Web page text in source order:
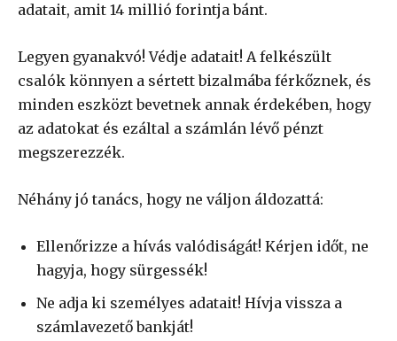
adatait, amit 14 millió forintja bánt.
Legyen gyanakvó! Védje adatait! A felkészült
csalók könnyen a sértett bizalmába férkőznek, és
minden eszközt bevetnek annak érdekében, hogy
az adatokat és ezáltal a számlán lévő pénzt
megszerezzék.
Néhány jó tanács, hogy ne váljon áldozattá:
Ellenőrizze a hívás valódiságát! Kérjen időt, ne
hagyja, hogy sürgessék!
Ne adja ki személyes adatait! Hívja vissza a
számlavezető bankját!